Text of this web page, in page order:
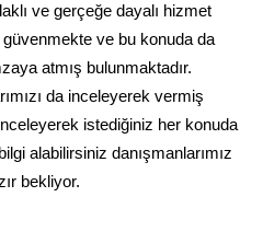
ve gerçeğe dayalı hizmet
ve bu konuda da
atmış bulunmaktadır.
da inceleyerek vermiş
istediğiniz her konuda
alabilirsiniz danışmanlarımız
bekliyor.